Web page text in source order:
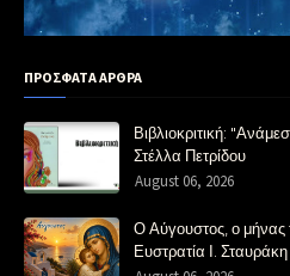
ΠΡΟΣΦΑΤΑ ΑΡΘΡΑ
Βιβλιοκριτική:
Στέλλα Πετρίδου
August 06, 2026
Ο Αύγουστος, ο μήνας
Ευστρατία Ι.